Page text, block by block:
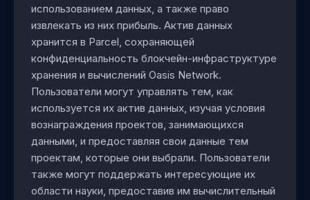
использованием данных, а также право
извлекать из них прибыль. Актив данных
хранится в Parcel, сохраняющей
конфиденциальность блокчейн-инфраструктуре
хранения и вычислений Oasis Network.
Пользователи могут управлять тем, как
используется их актив данных, изучая условия
вознаграждения проектов, занимающихся
данными, и предоставляя свои данные тем
проектам, которые они выбрали. Пользователи
также могут поддержать интересующие их
области науки, предоставив им вычислительный